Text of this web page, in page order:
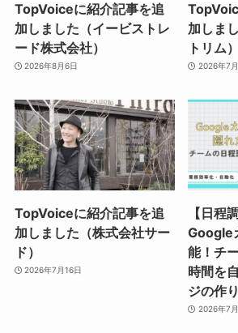
TopVoiceに紹介記事を追
加しました（イービストレ
ード株式会社）
2026年8月6日
加しま
トリム）
2026年7
TopVoiceに紹介記事を追
加しました（株式会社サー
ド）
2026年7月16日
【日程
Google
能！チ
時間を
ジの作
2026年7